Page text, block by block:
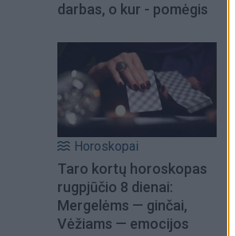
darbas, o kur - pomėgis
Horoskopai
Taro kortų horoskopas
rugpjūčio 8 dienai:
Mergelėms — ginčai,
Vėžiams — emocijos